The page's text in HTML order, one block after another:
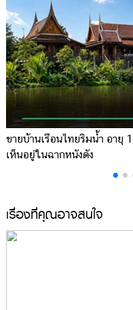
ขายบ้านเรือนไทยริมน้ำ อายุ
เห็นอยู่ในฉากหนังดัง
เรื่องที่คุณอาจสนใจ